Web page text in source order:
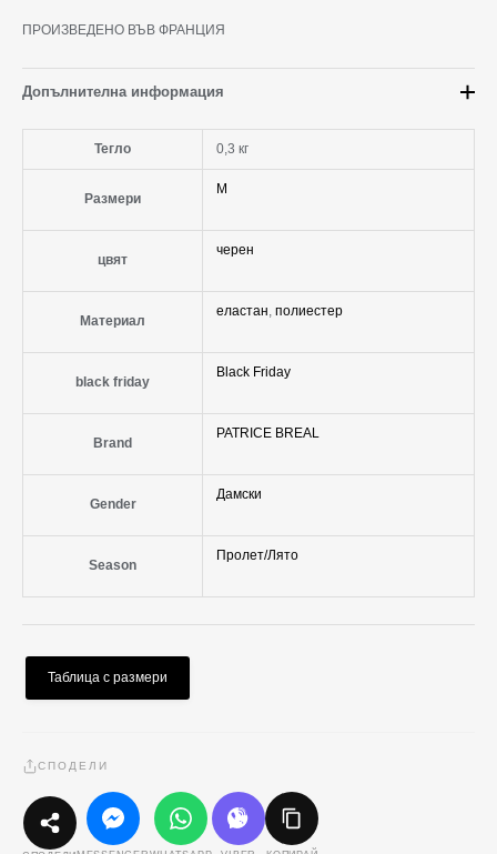
ПРОИЗВЕДЕНО ВЪВ ФРАНЦИЯ
Допълнителна информация
Тегло 0,3 кг
Размери
M
цвят
черен
Материал
еластан, полиестер
black friday
Black Friday
Brand
PATRICE BREAL
Gender
Дамски
Season
Пролет/Лято
Таблица с размери
СПОДЕЛИ